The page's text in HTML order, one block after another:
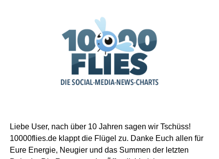
Liebe User, nach über 10 Jahren sagen wir Tschüss!
10000flies.de klappt die Flügel zu. Danke Euch allen für
Eure Energie, Neugier und das Summen der letzten